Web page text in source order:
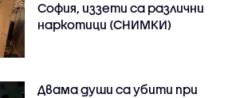
София, иззети са различни
наркотици (СНИМКИ)
Двама души са убити при